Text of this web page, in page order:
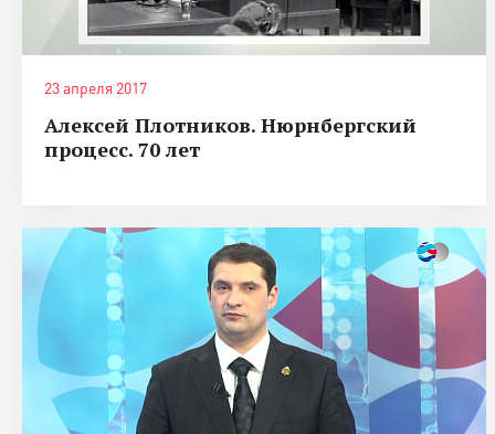
23 апреля 2017
Алексей Плотников. Нюрнбергский
процесс. 70 лет